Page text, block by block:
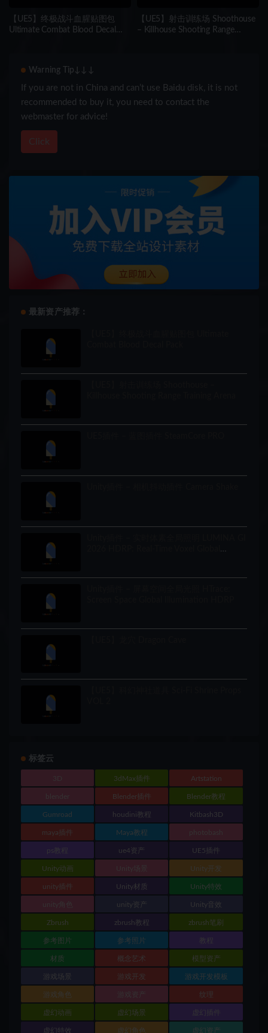
【UE5】终极战斗血腥贴图包
Ultimate Combat Blood Decal
【UE5】射击训练场 Shoothouse
– Killhouse Shooting Range
Warning Tip↓↓↓
If you are not in China and can’t use Baidu disk, it is not
recommended to buy it, you need to contact the
webmaster for advice!
Click
最新资产推荐：
标签云
3D 3dMax插件 Artstation
blender Blender插件 Blender教程
Gumroad houdini教程 Kitbash3D
maya插件 Maya教程 photobash
ps教程 ue4资产 UE5插件
Unity动画 Unity场景 Unity开发
unity插件 Unity材质 Unity特效
unity角色 unity资产 Unity音效
Zbrush zbrush教程 zbrush笔刷
参考图片 参考照片 教程
材质 概念艺术 模型资产
游戏场景 游戏开发 游戏开发模板
游戏角色 游戏资产 纹理
虚幻动画 虚幻场景 虚幻插件
虚幻特效 虚幻角色 虚幻资产